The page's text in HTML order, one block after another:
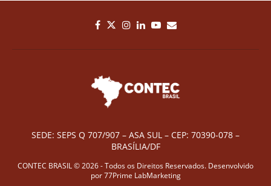
SEDE: SEPS Q 707/907 – ASA SUL – CEP: 70390-078 –
BRASÍLIA/DF
CONTEC BRASIL © 2026 - Todos os Direitos Reservados. Desenvolvido
por77Prime LabMarketing